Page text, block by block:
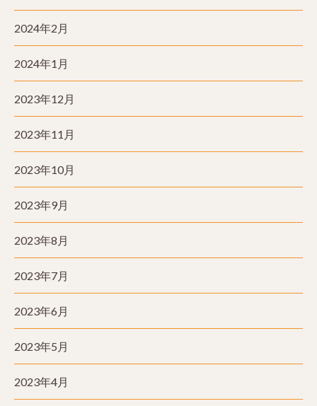
2024年2月
2024年1月
2023年12月
2023年11月
2023年10月
2023年9月
2023年8月
2023年7月
2023年6月
2023年5月
2023年4月